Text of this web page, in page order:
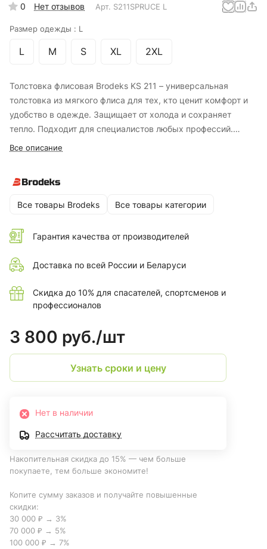
0 Нет отзывов Арт. S211SPRUCE L
Размер одежды : L
L M S XL 2XL
Толстовка флисовая Brodeks KS 211 – универсальная
толстовка из мягкого флиса для тех, кто ценит комфорт и
удобство в одежде. Защищает от холода и сохраняет
тепло. Подходит для специалистов любых профессий.
Толстовку можно носить как на работу, так надевать для
утепления под куртку.
Все описание
Все товары Brodeks Все товары категории
Гарантия качества от производителей
Доставка по всей России и Беларуси
Скидка до 10% для спасателей, спортсменов и
профессионалов
3 800 руб./шт
Узнать сроки и цену
Нет в наличии
Рассчитать доставку
Накопительная скидка до 15% — чем больше
покупаете, тем больше экономите!
Копите сумму заказов и получайте повышенные
скидки:
30 000 ₽ → 3%
70 000 ₽ → 5%
100 000 ₽ → 7%